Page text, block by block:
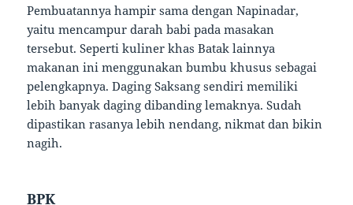
Pembuatannya hampir sama dengan Napinadar,
yaitu mencampur darah babi pada masakan
tersebut. Seperti kuliner khas Batak lainnya
makanan ini menggunakan bumbu khusus sebagai
pelengkapnya. Daging Saksang sendiri memiliki
lebih banyak daging dibanding lemaknya. Sudah
dipastikan rasanya lebih nendang, nikmat dan bikin
nagih.
BPK